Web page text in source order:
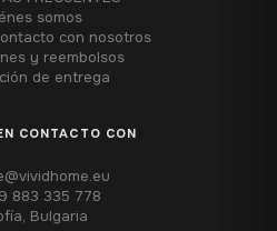
somos
con nosotros
y reembolsos
de entrega
CONTACTO CON
883 335 778
Bulgaria